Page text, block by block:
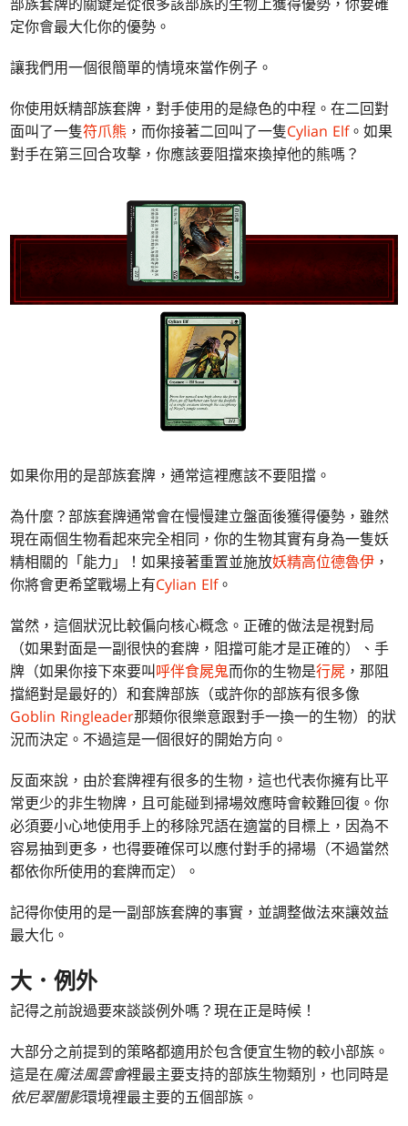
定你會最大化你的優勢。
讓我們用一個很簡單的情境來當作例子。
你使用妖精部族套牌，對手使用的是綠色的中程。在二回對
面叫了一隻符爪熊 ，而你接著二回叫了一隻Cylian Elf。如果
對手在第三回合攻擊，你應該要阻擋來換掉他的熊嗎？
如果你用的是部族套牌，通常這裡應該不要阻擋。
為什麼？部族套牌通常會在慢慢建立盤面後獲得優勢，雖然
現在兩個生物看起來完全相同，你的生物其實有身為一隻妖
精相關的「能力」！如果接著重置並施放妖精高位德魯伊 ，
你將會更希望戰場上有Cylian Elf。
當然，這個狀況比較偏向核心概念。正確的做法是視對局
（如果對面是一副很快的套牌，阻擋可能才是正確的）、手
牌（如果你接下來要叫呼伴食屍鬼而你的生物是行屍 ，那阻
擋絕對是最好的）和套牌部族（或許你的部族有很多像
Goblin Ringleader那類你很樂意跟對手一換一的生物）的狀
況而決定。不過這是一個很好的開始方向。
反面來說，由於套牌裡有很多的生物，這也代表你擁有比平
常更少的非生物牌，且可能碰到掃場效應時會較難回復。你
必須要小心地使用手上的移除咒語在適當的目標上，因為不
容易抽到更多，也得要確保可以應付對手的掃場（不過當然
都依你所使用的套牌而定）。
記得你使用的是一副部族套牌的事實，並調整做法來讓效益
最大化。
大．例外
記得之前說過要來談談例外嗎？現在正是時候！
大部分之前提到的策略都適用於包含便宜生物的較小部族。
這是在魔法風雲會裡最主要支持的部族生物類別，也同時是
依尼翠闇影環境裡最主要的五個部族。